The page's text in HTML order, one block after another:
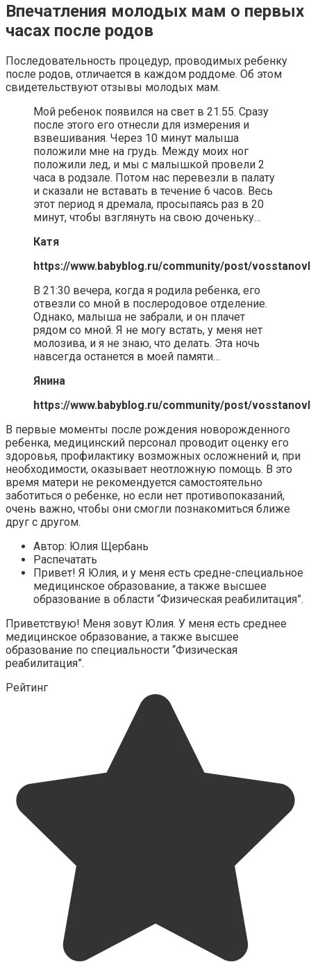
Впечатления молодых мам о первых
часах после родов
Последовательность процедур, проводимых ребенку
после родов, отличается в каждом роддоме. Об этом
свидетельствуют отзывы молодых мам.
Мой ребенок появился на свет в 21.55. Сразу
после этого его отнесли для измерения и
взвешивания. Через 10 минут малыша
положили мне на грудь. Между моих ног
положили лед, и мы с малышкой провели 2
часа в родзале. Потом нас перевезли в палату
и сказали не вставать в течение 6 часов. Весь
этот период я дремала, просыпаясь раз в 20
минут, чтобы взглянуть на свою доченьку…
Катя
https://www.babyblog.ru/community/post/
В 21:30 вечера, когда я родила ребенка, его
отвезли со мной в послеродовое отделение.
Однако, малыша не забрали, и он плачет
рядом со мной. Я не могу встать, у меня нет
молозива, и я не знаю, что делать. Эта ночь
навсегда останется в моей памяти…
Янина
https://www.babyblog.ru/community/post/
В первые моменты после рождения новорожденного
ребенка, медицинский персонал проводит оценку его
здоровья, профилактику возможных осложнений и, при
необходимости, оказывает неотложную помощь. В это
время матери не рекомендуется самостоятельно
заботиться о ребенке, но если нет противопоказаний,
очень важно, чтобы они смогли познакомиться ближе
друг с другом.
Автор: Юлия Щербань
Распечатать
Привет! Я Юлия, и у меня есть средне-специальное
медицинское образование, а также высшее
образование в области “Физическая реабилитация”.
Приветствую! Меня зовут Юлия. У меня есть среднее
медицинское образование, а также высшее
образование по специальности “Физическая
реабилитация”.
Рейтинг